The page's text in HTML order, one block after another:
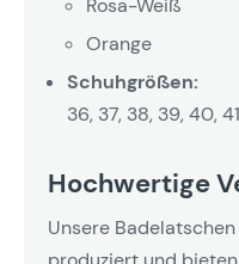
Orange
Schuhgrößen:
36, 37, 38, 39, 40,
Hochwertige
Unsere